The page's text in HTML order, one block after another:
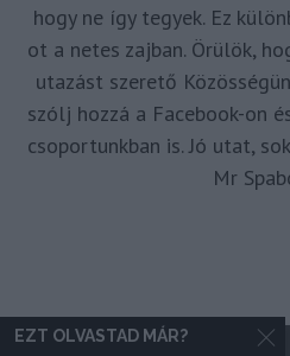
hogy ne így tegyek. Ez
ot a netes zajban. Örülök,
utazást szerető
szólj hozzá a Facebook-on
csoportunkban is. Jó utat,
Mr
EZT OLVASTAD MÁR?